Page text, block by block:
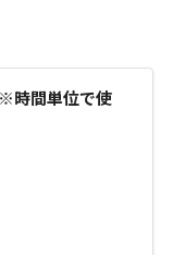
時間単位で使